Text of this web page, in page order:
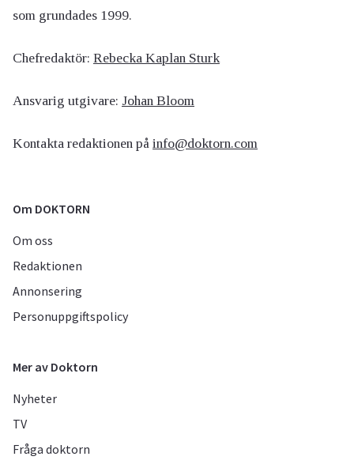
som grundades 1999.
Chefredaktör: Rebecka Kaplan Sturk
Ansvarig utgivare: Johan Bloom
Kontakta redaktionen på info@doktorn.com
Om DOKTORN
Om oss
Redaktionen
Annonsering
Personuppgiftspolicy
Mer av Doktorn
Nyheter
TV
Fråga doktorn